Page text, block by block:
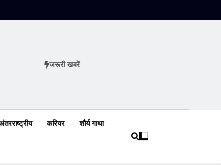
जरूरी खबरें
करियर शौर्य गाथा